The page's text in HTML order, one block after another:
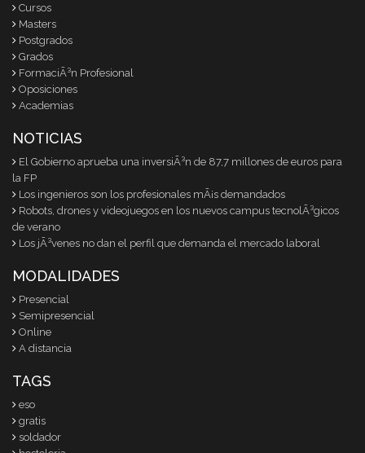
Cursos
Masters
Postgrados
Grados
FormaciÃ³n Profesional
Oposiciones
Academias
NOTICIAS
El Gobierno aprueba una inversiÃ³n de 87,7 millones de euros para
la FP
Los ingenieros son los profesionales mÃ¡s demandados
Robots, drones y videojuegos en los nuevos campus tecnolÃ³gicos
de verano
Los jÃ³venes no dan el perfil que demanda el mercado laboral
MODALIDADES
Presencial
Semipresencial
Online
A distancia
TAGS
eso
gratis
soldador